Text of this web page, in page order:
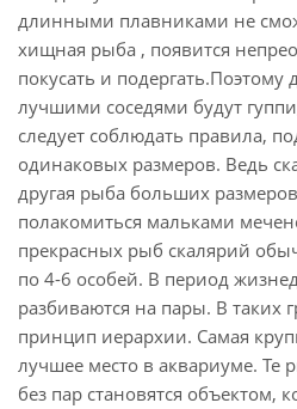
длинными плавниками не
хищная рыба , появится
покусать и
лучшими соседями будут
следует соблюдать правила,
одинаковых размеров. Ведь
другая рыба больших
полакомиться мальками
прекрасных рыб скалярий
по 4-6 особей. В период
разбиваются на пары. В таких
принцип иерархии. Самая
лучшее место в аквариуме. Те
без пар становятся объектом,